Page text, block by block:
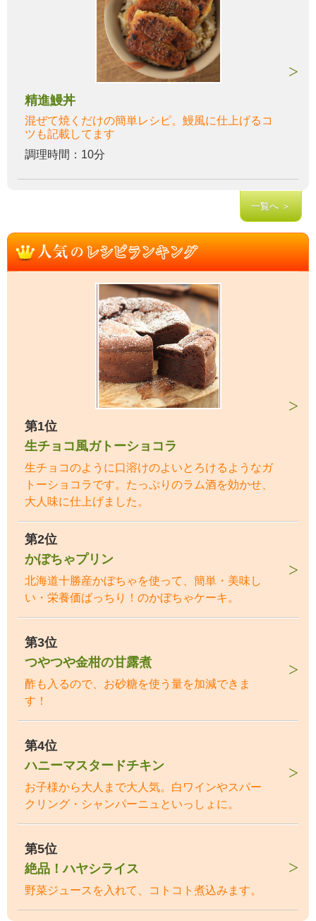
精進鰻丼
混ぜて焼くだけの簡単レシピ。鰻風に仕上げるコ
ツも記載してます
調理時間：10分
一覧へ ＞
第1位
生チョコ風ガトーショコラ
生チョコのように口溶けのよいとろけるようなガ
トーショコラです。たっぷりのラム酒を効かせ、
大人味に仕上げました。
第2位
かぼちゃプリン
北海道十勝産かぼちゃを使って、簡単・美味し
い・栄養価ばっちり！のかぼちゃケーキ。
第3位
つやつや金柑の甘露煮
酢も入るので、お砂糖を使う量を加減できま
す！
第4位
ハニーマスタードチキン
お子様から大人まで大人気。白ワインやスパー
クリング・シャンパーニュといっしょに。
第5位
絶品！ハヤシライス
野菜ジュースを入れて、コトコト煮込みます。